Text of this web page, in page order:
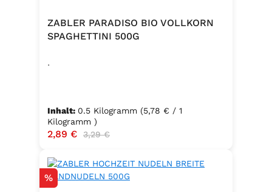
ZABLER PARADISO BIO VOLLKORN
SPAGHETTINI 500G
.
Inhalt: 0.5 Kilogramm (5,78 € / 1
Kilogramm )
Verkaufspreis:
2,89 € Regulärer Preis:
3,29 €
Rabatt
%